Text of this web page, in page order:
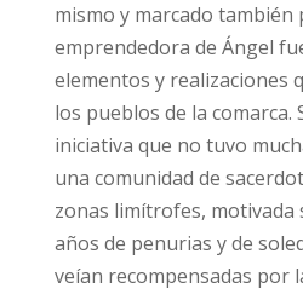
mismo y marcado también
emprendedora de Ángel
elementos y realizaciones
los pueblos de la comarca.
iniciativa que no tuvo
una comunidad de
zonas limítrofes, motivada
años de penurias y de
veían recompensadas por